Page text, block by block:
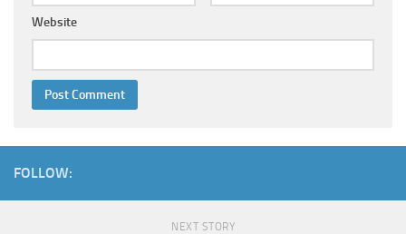
Website
FOLLOW:
NEXT STORY